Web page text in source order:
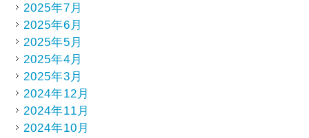
2025年7月
2025年6月
2025年5月
2025年4月
2025年3月
2024年12月
2024年11月
2024年10月